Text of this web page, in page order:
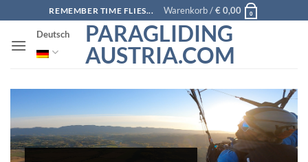
Inhalt
springen
REMEMBER TIME FLIES... Warenkorb /€0,00 0
PARAGLIDING
AUSTRIA.COM
Deutsch